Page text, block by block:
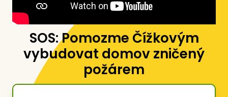
SOS: Pomozme Čížkovým
vybudovat domov zničený
požárem